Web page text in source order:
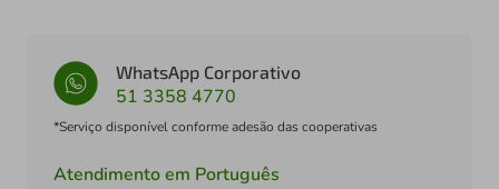
WhatsApp Corporativo
51 3358 4770
*Serviço disponível conforme adesão das cooperativas
Atendimento em Português